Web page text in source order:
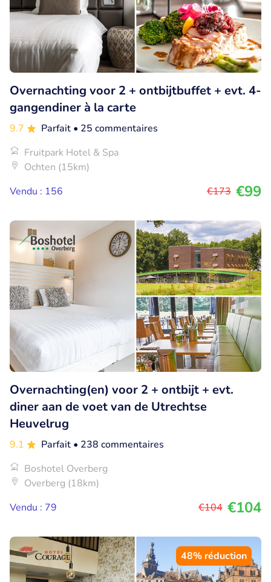
Overnachting voor 2 + ontbijtbuffet + evt. 4-
gangendiner à la carte
9.7 Parfait • 25 commentaires
Fruitpark Hotel & Spa
Ochten (15km)
Vendu : 156
€173 €99
Overnachting(en) voor 2 + ontbijt + evt.
diner aan de voet van de Utrechtse
Heuvelrug
9.1 Parfait • 238 commentaires
Boshotel Overberg
Overberg (18km)
Vendu : 79
€104 €104
48% réduction